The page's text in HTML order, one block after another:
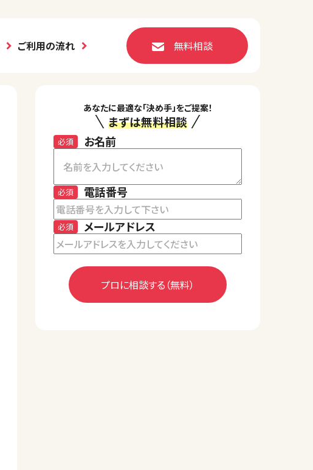
ご利用の流れ 無料相談
あなたに最適な「決め手」をご提案！
まずは無料相談
お名前
必須
電話番号
必須
メールアドレス
必須